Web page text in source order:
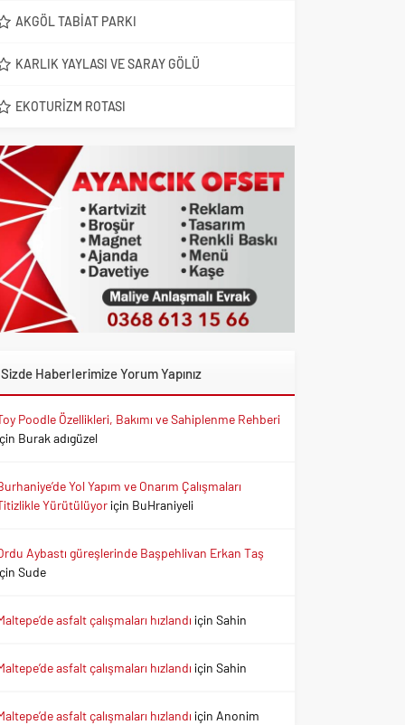
AKGÖL TABIAT PARKI
KARLIK YAYLASI VE SARAY GÖLÜ
EKOTURIZM ROTASI
Sizde Haberlerimize Yorum Yapınız
Poodle Özellikleri, Bakımı ve Sahiplenme Rehberi
Burak adıgüzel
Yol Yapım ve Onarım Çalışmaları
Yürütülüyoriçin BuHraniyeli
Aybastı güreşlerinde Başpehlivan Erkan Taş
Sude
asfalt çalışmaları hızlandı içinSahin
asfalt çalışmaları hızlandı içinSahin
asfalt çalışmaları hızlandı için Anonim